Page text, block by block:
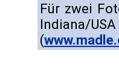
Für zwei
Indiana/
(